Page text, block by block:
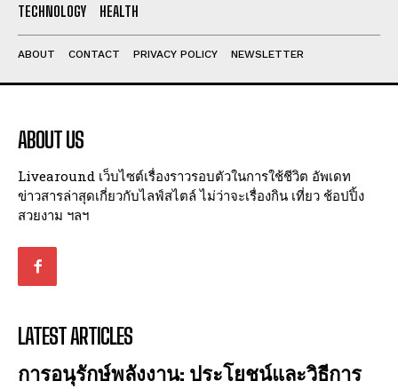
I've read and accept the
TECHNOLOGY
HEALTH
ABOUT CONTACT PRIVACY POLICY NEWSLETTER
ABOUT US
Livearound เว็บไซต์เรื่องราวรอบตัวในการใช้ชีวิต อัพเดท
ข่าวสารล่าสุดเกี่ยวกับไลฟ์สไตล์ ไม่ว่าจะเรื่องกิน เที่ยว ช้อปปิ้ง
สวยงาม ฯลฯ
LATEST ARTICLES
การอนุรักษ์พลังงาน: ประโยชน์และวิธีการ